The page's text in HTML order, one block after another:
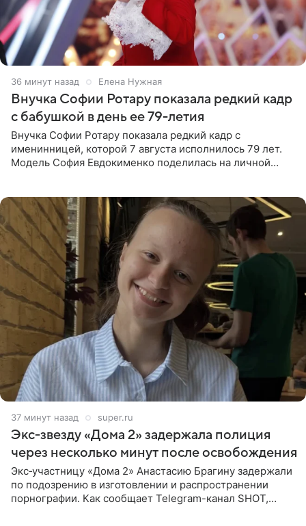
36 минут назад Елена Нужная
Внучка Софии Ротару показала редкий кадр
с бабушкой в день ее 79-летия
Внучка Софии Ротару показала редкий кадр с
именинницей, которой 7 августа исполнилось 79 лет.
Модель София Евдокименко поделилась на личной
37 минут назад super.ru
Экс‑звезду «Дома 2» задержала полиция
через несколько минут после освобождения
Экс‑участницу «Дома 2» Анастасию Брагину задержали
по подозрению в изготовлении и распространении
порнографии. Как сообщает Telegram-канал SHOT,